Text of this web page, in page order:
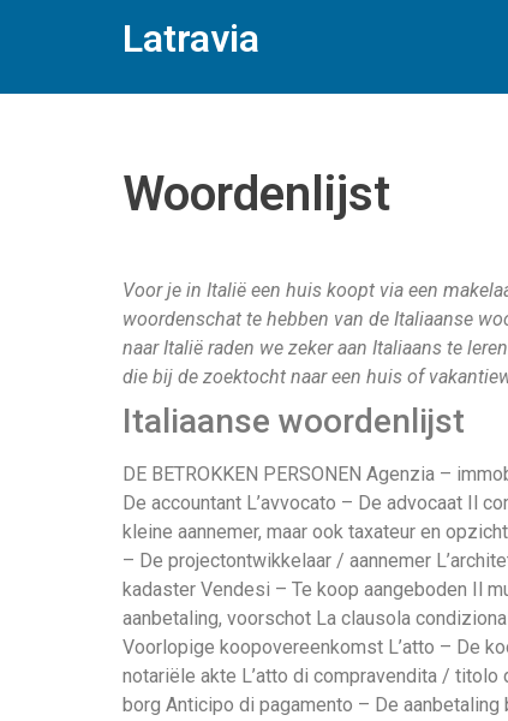
Latravia
Woordenlijst
Voor je in Italië een huis koopt via een
woordenschat te hebben van de Italiaanse
naar Italië raden we zeker aan Italiaans te
die bij de zoektocht naar een huis of
Italiaanse woordenlijst
DE BETROKKEN PERSONEN Agenzia –
De accountant L’avvocato – De advocaat Il
kleine aannemer, maar ook taxateur en
– De projectontwikkelaar / aannemer
kadaster Vendesi – Te koop aangeboden Il
aanbetaling, voorschot La clausola
Voorlopige koopovereenkomst L’atto – De
notariële akte L’atto di compravendita / titolo
borg Anticipo di pagamento – De